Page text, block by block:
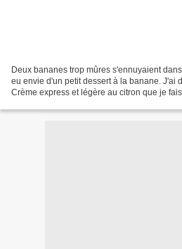
Deux bananes trop mûres s'ennuyaient
eu envie d'un petit dessert à la banane. J'ai
Crème express et légère au citron que je